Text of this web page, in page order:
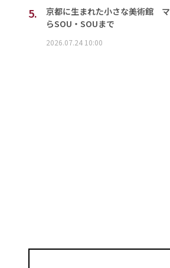
5.
京都に生まれた小さな美術館
らSOU・SOUまで
2026.07.24 10:00